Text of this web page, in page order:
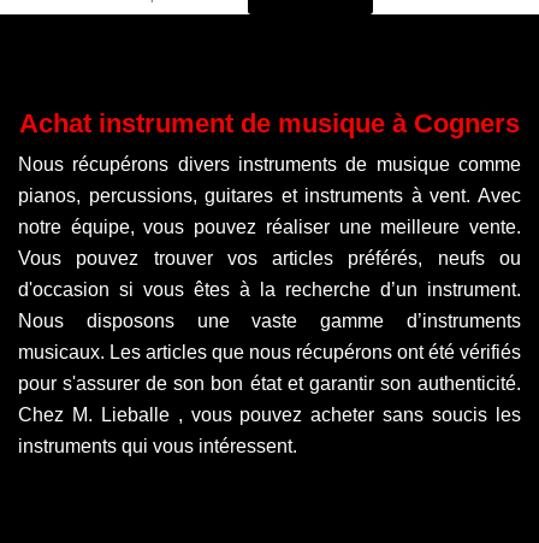
Achat instrument de musique à Cogners
Nous récupérons divers instruments de musique comme
pianos, percussions, guitares et instruments à vent. Avec
notre équipe, vous pouvez réaliser une meilleure vente.
Vous pouvez trouver vos articles préférés, neufs ou
d'occasion si vous êtes à la recherche d’un instrument.
Nous disposons une vaste gamme d’instruments
musicaux. Les articles que nous récupérons ont été vérifiés
pour s'assurer de son bon état et garantir son authenticité.
Chez M. Lieballe , vous pouvez acheter sans soucis les
instruments qui vous intéressent.